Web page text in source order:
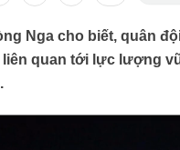
Nga cho biết, quân
quan tới lực lượng